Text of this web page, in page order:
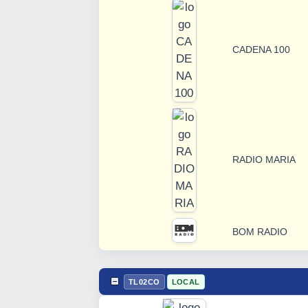
CADENA 100
RADIO MARIA
BOM RADIO
TL02CO LOCAL